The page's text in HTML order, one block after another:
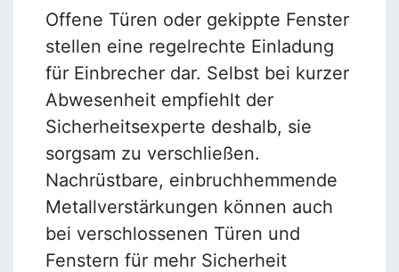
Offene Türen oder gekippte Fenster
stellen eine regelrechte Einladung
für Einbrecher dar. Selbst bei kurzer
Abwesenheit empfiehlt der
Sicherheitsexperte deshalb, sie
sorgsam zu verschließen.
Nachrüstbare, einbruchhemmende
Metallverstärkungen können auch
bei verschlossenen Türen und
Fenstern für mehr Sicherheit